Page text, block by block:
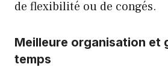
de flexibilité ou de congés.
Meilleure organisation et
temps